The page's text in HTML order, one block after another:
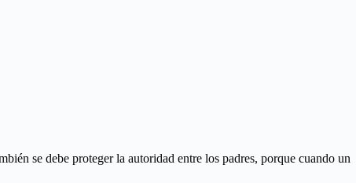
se debe proteger la autoridad entre los padres, porque cuando un